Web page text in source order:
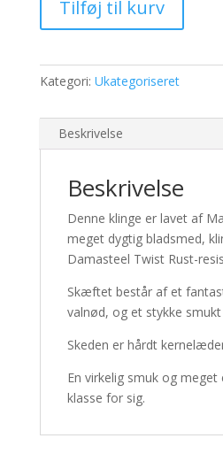
antalTilføj til kurv
Kategori: Ukategoriseret
Beskrivelse
Beskrivelse
Denne klinge er lavet af
meget dygtig bladsmed,
Damasteel Twist Rust-
Skæftet består af et
valnød, og et stykke
Skeden er hårdt
En virkelig smuk og meget
klasse for sig.